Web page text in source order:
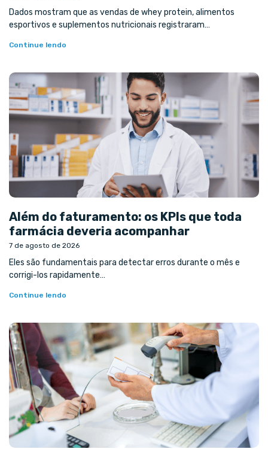
Dados mostram que as vendas de whey protein, alimentos
esportivos e suplementos nutricionais registraram…
Continue lendo
Além do faturamento: os KPIs que toda
farmácia deveria acompanhar
7 de agosto de 2026
Eles são fundamentais para detectar erros durante o mês e
corrigi-los rapidamente…
Continue lendo